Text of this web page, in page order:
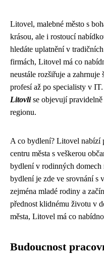
Litovel, malebné město s
krásou, ale i rostoucí
hledáte uplatnění v
firmách, Litovel má co
neustále rozšiřuje a
profesí až po specialisty v IT.
Litovlise objevují
regionu.
A co bydlení? Litovel nabízí
centru města s veškerou
bydlení v rodinných domech
bydlení je zde ve srovnání s
zejména mladé rodiny a
přednost klidnému životu v
města, Litovel má co
Budoucnost